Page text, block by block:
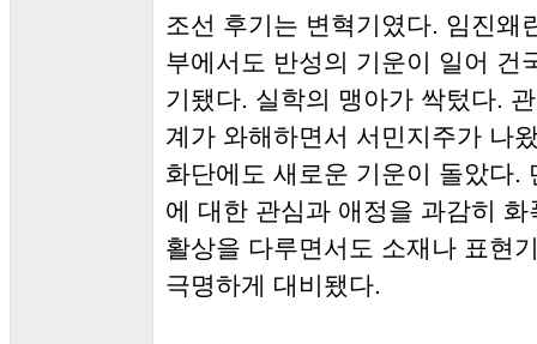
조선 후기는 변혁기였다. 임진왜
부에서도 반성의 기운이 일어 건
기됐다. 실학의 맹아가 싹텄다.
계가 와해하면서 서민지주가 나
화단에도 새로운 기운이 돌았다.
에 대한 관심과 애정을 과감히
활상을 다루면서도 소재나 표현
극명하게 대비됐다.